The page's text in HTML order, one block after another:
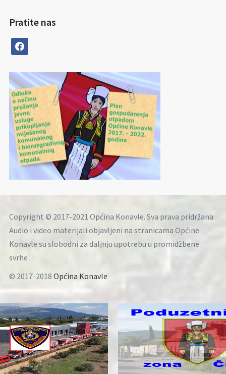
Pratite nas
facebook
Copyright © 2017-2021 Općina Konavle. Sva prava pridržana
Audio i video materijali objavljeni na stranicama Općine
Konavle su slobodni za daljnju upotrebu u promidžbene
svrhe
© 2017-2018 Općina Konavle